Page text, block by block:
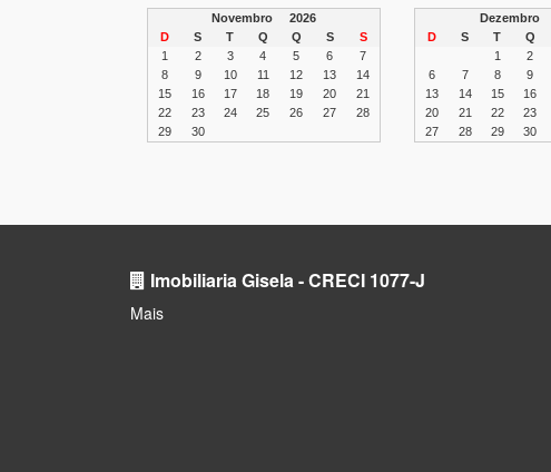
Novembro 2026
D
S T Q Q S
S
1
2 3 4 5 6
7
8
9 10 11 12 13
14
15
16 17 18 19 20
21
22
23 24 25 26 27
28
29
30
Dezembro
D
S T Q
1
2
6
7 8 9
13
14 15 16
20
21 22 23
27
28 29 30
Imobiliaria Gisela - CRECI 1077-J
Mais